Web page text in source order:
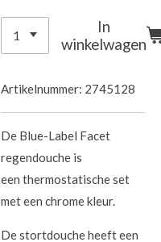
In
winkelwagen
Artikelnummer: 2745128
De Blue-Label Facet
regendouche is
een thermostatische set
met een chrome kleur.
De stortdouche heeft een